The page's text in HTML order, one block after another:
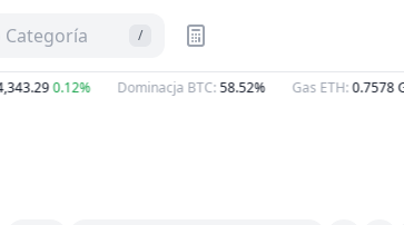
Categoría /
0.12% Dominacja BTC:58.52% Gas ETH:0.7578